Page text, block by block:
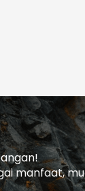
manfaat,